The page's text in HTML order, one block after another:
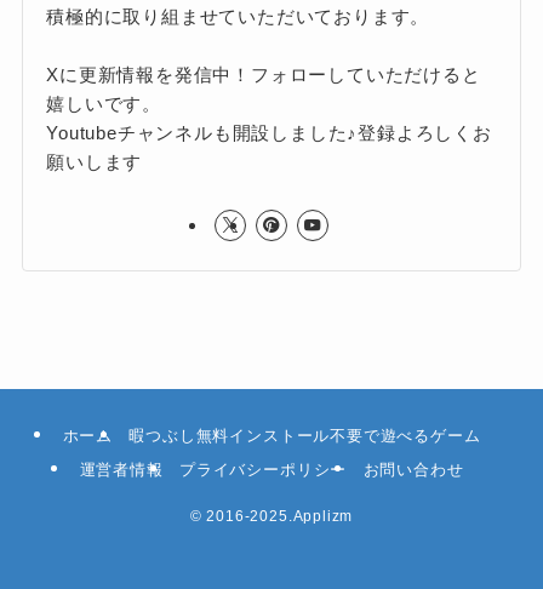
積極的に取り組ませていただいております。
Xに更新情報を発信中！フォローしていただけると
嬉しいです。
Youtubeチャンネルも開設しました♪登録よろしくお
願いします
ホーム
暇つぶし無料インストール不要で遊べるゲーム
運営者情報
プライバシーポリシー お問い合わせ
© 2016-2025.Applizm